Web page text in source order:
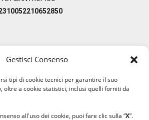
Gestisci Consenso
tipi di cookie tecnici per garantire il suo
oltre a cookie statistici, inclusi quelli forniti da
all'uso dei cookie, puoi fare clic sulla “X”.
#lanaterapia